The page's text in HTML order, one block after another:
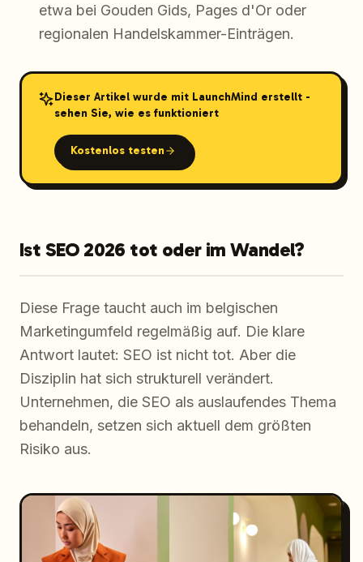
etwa bei Gouden Gids, Pages d'Or oder
regionalen Handelskammer-Einträgen.
Dieser Artikel wurde mit LaunchMind erstellt -
sehen Sie, wie es funktioniert
Kostenlos testen
Ist SEO 2026 tot oder im Wandel?
Diese Frage taucht auch im belgischen
Marketingumfeld regelmäßig auf. Die klare
Antwort lautet: SEO ist nicht tot. Aber die
Disziplin hat sich strukturell verändert.
Unternehmen, die SEO als auslaufendes Thema
behandeln, setzen sich aktuell dem größten
Risiko aus.